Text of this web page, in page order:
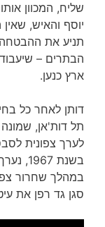
שליח, המכוון
יוסף והאיש,
תניע את
הבתרים –
ארץ כנען.
דותן לאחר כל
תל דות'אן,
לערך צפונית
בשנת
במהלך שחרור
סגן גד רפן את